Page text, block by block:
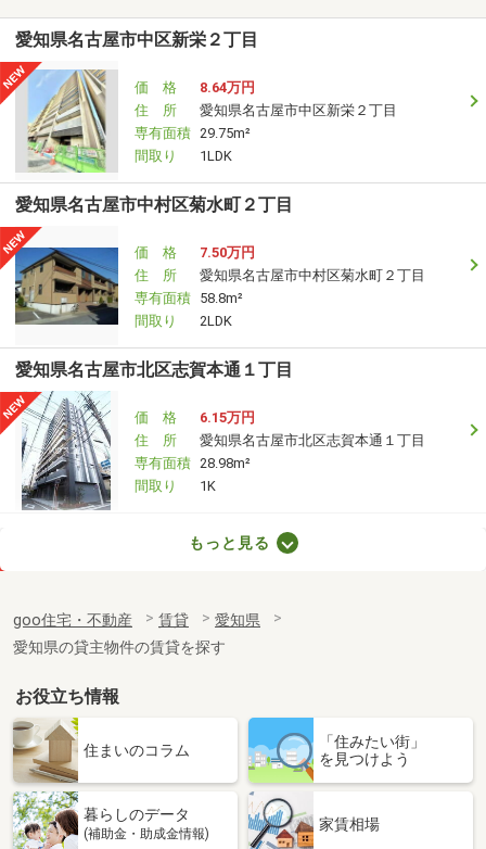
愛知県名古屋市中区新栄２丁目
価 格
8.64万円
住 所
愛知県名古屋市中区新栄２丁目
専有面積 29.75m²
間取り
1LDK
愛知県名古屋市中村区菊水町２丁目
価 格
7.50万円
住 所
愛知県名古屋市中村区菊水町２丁目
専有面積 58.8m²
間取り
2LDK
愛知県名古屋市北区志賀本通１丁目
価 格
6.15万円
住 所
愛知県名古屋市北区志賀本通１丁目
専有面積 28.98m²
間取り
1K
愛知県名古屋市東区大幸４丁目
専有面積
27.32m²
間取り
1K
愛知県名古屋市南区砂口町
価 格
6.95万円
愛知県名古屋市南区砂口町
専有面積 32.65m²
間取り
もっと見る
goo住宅・不動産 賃貸
愛知県
愛知県の貸主物件の賃貸を探す
お役立ち情報
住まいのコラム
「住みたい街」
を見つけよう
暮らしのデータ
(補助金・助成金情報)
家賃相場